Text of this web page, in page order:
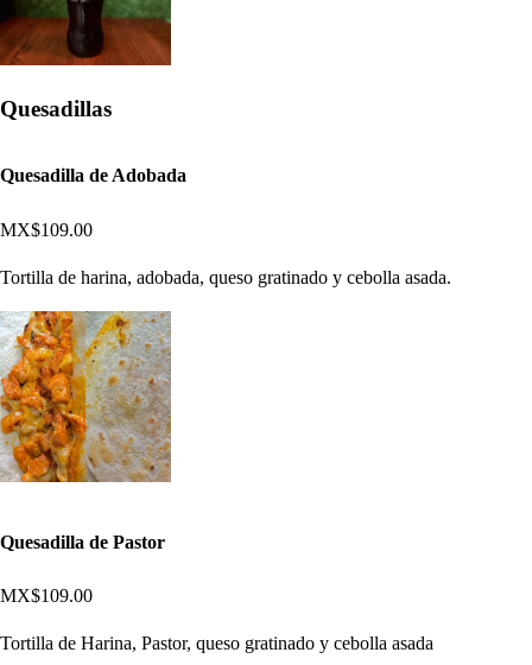
Quesadillas
Quesadilla de Adobada
MX$109.00
Tortilla de harina, adobada, queso gratinado y cebolla asada.
Quesadilla de Pastor
MX$109.00
Tortilla de Harina, Pastor, queso gratinado y cebolla asada